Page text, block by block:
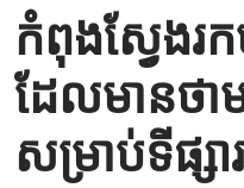
កំពុងស្វែងរ
ដែលមានថ
សម្រាប់ទីផ្ស